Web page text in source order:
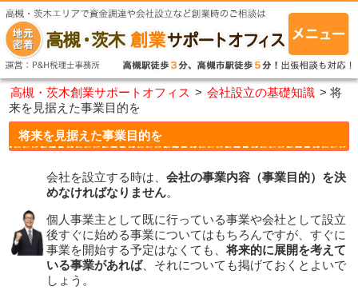
高槻・茨木創業サポートオフィス > 会社設立の基礎知識 >将
来を見据えた事業目的を
将来を見据えた事業目的を
会社を設立する時は、会社の事業内容（事業目的）を決
めなければなりません。
個人事業主として既に行っている事業や会社として設立
後すぐに始める事業についてはもちろんですが、すぐに
事業を開始する予定はなくても、将来的に展開を考えて
いる事業があれば、それについても掲げておくとよいで
しょう。